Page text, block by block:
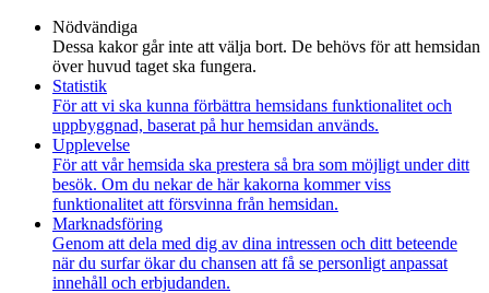
Nödvändiga
Dessa kakor går inte att välja bort. De behövs för att hemsidan
över huvud taget ska fungera.
Statistik
För att vi ska kunna förbättra hemsidans funktionalitet och
uppbyggnad, baserat på hur hemsidan används.
Upplevelse
För att vår hemsida ska prestera så bra som möjligt under ditt
besök. Om du nekar de här kakorna kommer viss
funktionalitet att försvinna från hemsidan.
Marknadsföring
Genom att dela med dig av dina intressen och ditt beteende
när du surfar ökar du chansen att få se personligt anpassat
innehåll och erbjudanden.